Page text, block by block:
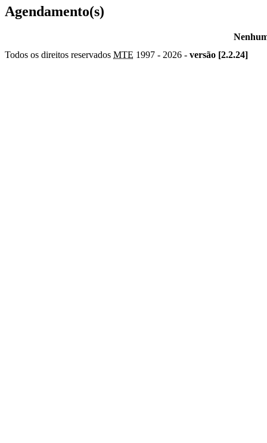
Agendamento(s)
Todos os direitos reservados MTE 1997 - 2026 - versão [2.2.24]